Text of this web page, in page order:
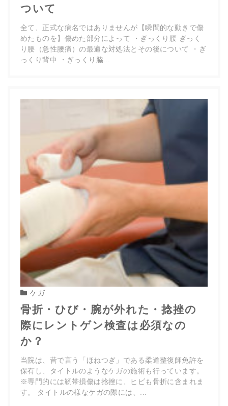
ついて
全て、正式な病名ではありませんが【瞬間的な動きで傷
めたものを】傷めた部分によって ・ぎっくり腰 ぎっく
り腰（急性腰痛）の最適な対処法とその後について ・ぎ
っくり背中 ・ぎっくり脇...
ケガ
骨折・ひび・腕が外れた・捻挫の
際にレントゲン検査は必須なの
か？
当院は、昔で言う「ほねつぎ」である柔道整復師免許を
保有し、タイトルのようなケガの施術も行っています。
※専門的には靭帯損傷は捻挫に、ヒビも骨折に含まれま
す。 タイトルの様なケガの際には、...